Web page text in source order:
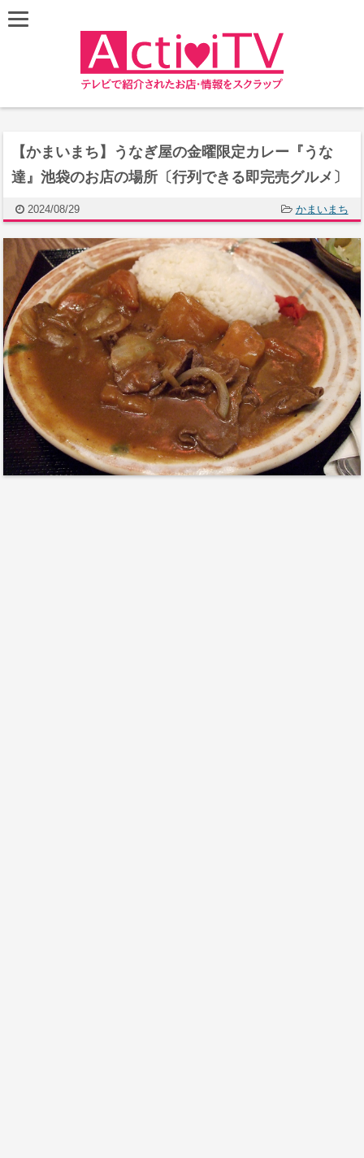
【かまいまち】うなぎ屋の金曜限定カレー『うな
達』池袋のお店の場所〔行列できる即完売グルメ〕
2024/08/29 かまいまち